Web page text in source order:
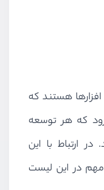
افزارها هستند که
که هر توسعه
ارتباط با این
مهم در این لیست